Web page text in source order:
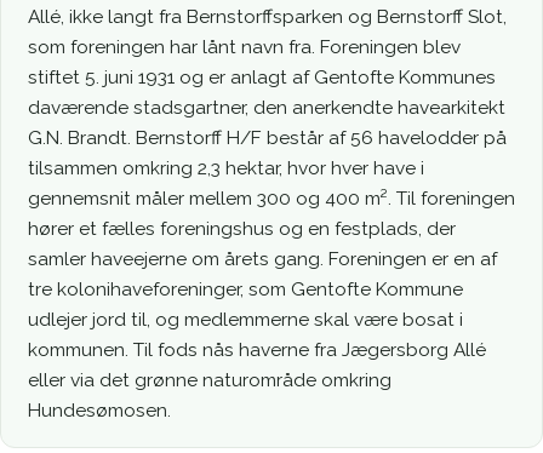
Allé, ikke langt fra Bernstorffsparken og Bernstorff Slot,
som foreningen har lånt navn fra. Foreningen blev
stiftet 5. juni 1931 og er anlagt af Gentofte Kommunes
daværende stadsgartner, den anerkendte havearkitekt
G.N. Brandt. Bernstorff H/F består af 56 havelodder på
tilsammen omkring 2,3 hektar, hvor hver have i
gennemsnit måler mellem 300 og 400 m². Til foreningen
hører et fælles foreningshus og en festplads, der
samler haveejerne om årets gang. Foreningen er en af
tre kolonihaveforeninger, som Gentofte Kommune
udlejer jord til, og medlemmerne skal være bosat i
kommunen. Til fods nås haverne fra Jægersborg Allé
eller via det grønne naturområde omkring
Hundesømosen.